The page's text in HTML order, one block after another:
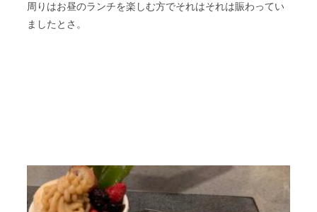
周りはお昼のランチを楽しむ方でそれはそれは賑わってい
ましたとさ。